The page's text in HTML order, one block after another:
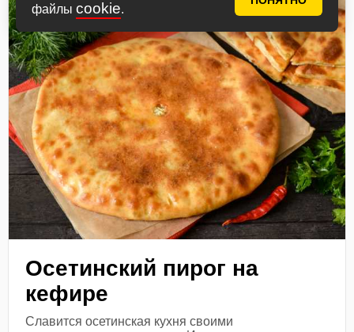
файлы cookie.
Осетинский пирог на
кефире
Славится осетинская кухня своими